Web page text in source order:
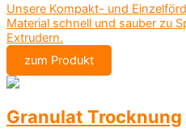
Unsere Kompakt- und
Material schnell und sauber zu
Extrudern.
zum Produkt
Granulat Trocknung